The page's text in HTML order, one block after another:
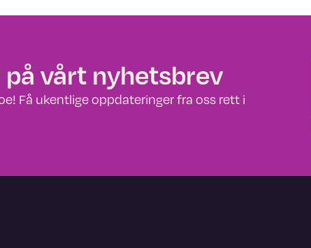
vårt nyhetsbrev
Få ukentlige oppdateringer fra oss rett i